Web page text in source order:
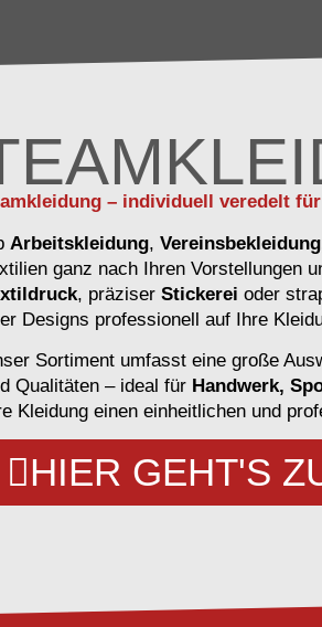
– individuell veredelt
Arbeitskleidung,
ganz nach Ihren Vorstellungen
, präziserStickerei oder
Designs professionell auf Ihre
Sortiment umfasst eine große
Qualitäten – ideal für Handwerk,
Kleidung einen einheitlichen und
HIER GEHT'S